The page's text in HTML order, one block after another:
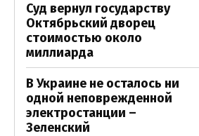
Суд вернул государству
Октябрьский дворец
стоимостью около
миллиарда
В Украине не осталось ни
одной неповрежденной
электростанции –
Зеленский